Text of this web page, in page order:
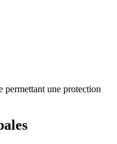
une protection